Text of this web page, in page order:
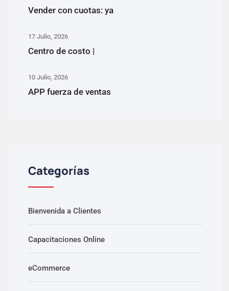
Vender con cuotas: ya
17 Julio, 2026
Centro de costo |
10 Julio, 2026
APP fuerza de ventas
Categorías
Bienvenida a Clientes
Capacitaciones Online
eCommerce